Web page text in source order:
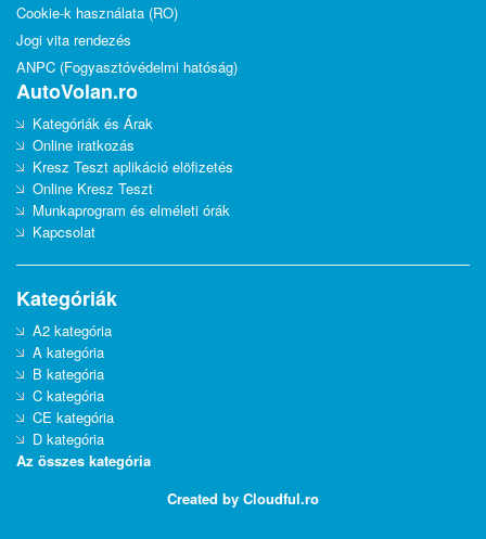
Cookie-k használata (RO)
Jogi vita rendezés
ANPC (Fogyasztóvédelmi hatóság)
AutoVolan.ro
Kategóriák és Árak
Online iratkozás
Kresz Teszt aplikáció elöfizetés
Online Kresz Teszt
Munkaprogram és elméleti órák
Kapcsolat
Kategóriák
A2 kategória
A kategória
B kategória
C kategória
CE kategória
D kategória
Az összes kategória
Created by Cloudful.ro